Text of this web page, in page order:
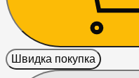
Швидка покупка